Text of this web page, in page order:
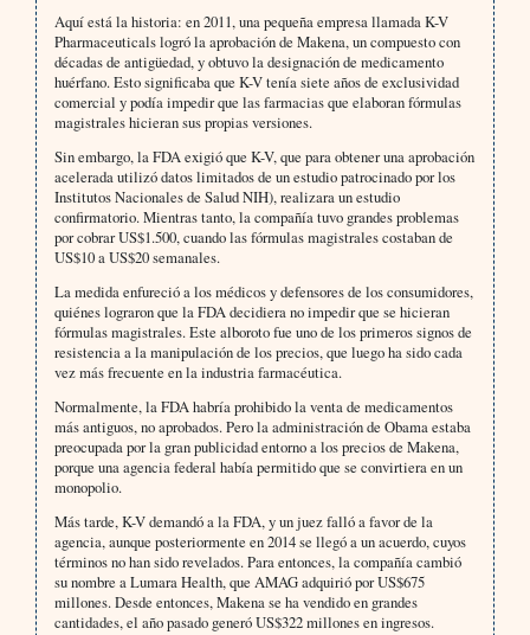
Aquí está la historia: en 2011, una pequeña empresa llamada K-V
Pharmaceuticals logró la aprobación de Makena, un compuesto con
décadas de antigüedad, y obtuvo la designación de medicamento
huérfano. Esto significaba que K-V tenía siete años de exclusividad
comercial y podía impedir que las farmacias que elaboran fórmulas
magistrales hicieran sus propias versiones.
Sin embargo, la FDA exigió que K-V, que para obtener una aprobación
acelerada utilizó datos limitados de un estudio patrocinado por los
Institutos Nacionales de Salud NIH), realizara un estudio
confirmatorio. Mientras tanto, la compañía tuvo grandes problemas
por cobrar US$1.500, cuando las fórmulas magistrales costaban de
US$10 a US$20 semanales.
La medida enfureció a los médicos y defensores de los consumidores,
quiénes lograron que la FDA decidiera no impedir que se hicieran
fórmulas magistrales. Este alboroto fue uno de los primeros signos de
resistencia a la manipulación de los precios, que luego ha sido cada
vez más frecuente en la industria farmacéutica.
Normalmente, la FDA habría prohibido la venta de medicamentos
más antiguos, no aprobados. Pero la administración de Obama estaba
preocupada por la gran publicidad entorno a los precios de Makena,
porque una agencia federal había permitido que se convirtiera en un
monopolio.
Más tarde, K-V demandó a la FDA, y un juez falló a favor de la
agencia, aunque posteriormente en 2014 se llegó a un acuerdo, cuyos
términos no han sido revelados. Para entonces, la compañía cambió
su nombre a Lumara Health, que AMAG adquirió por US$675
millones. Desde entonces, Makena se ha vendido en grandes
cantidades, el año pasado generó US$322 millones en ingresos.